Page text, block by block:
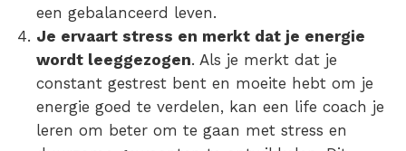
een gebalanceerd leven.
Je ervaart stress en merkt dat je energie
wordt leeggezogen. Als je merkt dat je
constant gestrest bent en moeite hebt om je
energie goed te verdelen, kan een life coach je
leren om beter om te gaan met stress en